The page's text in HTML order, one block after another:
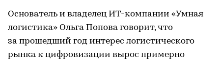
Основатель и владелец ИТ-компании «Умная
логистика» Ольга Попова говорит, что
за прошедший год интерес логистического
рынка к цифровизации вырос примерно